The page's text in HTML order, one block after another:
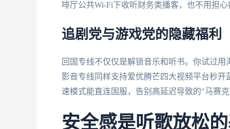
啡厅公共Wi-Fi下收听财务类播客，也不用担
追剧党与游戏党的隐藏福利
回国专线不仅仅是解锁音乐和听书。你试过
影音专线同样支持爱优腾芒四大视频平台秒
速模式能直连国服，告别高延迟导致的"马赛
安全感是听歌放松